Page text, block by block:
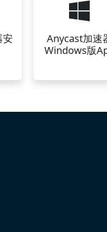
安
Anycast加速
Windows版